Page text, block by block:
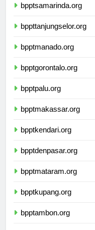
bpptsamarinda.org
bppttanjungselor.org
bpptmanado.org
bpptgorontalo.org
bpptpalu.org
bpptmakassar.org
bpptkendari.org
bpptdenpasar.org
bpptmataram.org
bpptkupang.org
bpptambon.org